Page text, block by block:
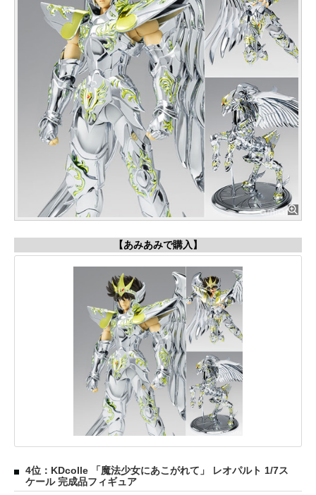
【あみあみで購入】
4位：KDcolle 「魔法少女にあこがれて」 レオパルト 1/7ス
ケール 完成品フィギュア